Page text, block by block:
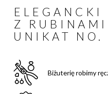
ELEGANCKI
Z
UNIKAT NO.
Biżuterię robimy